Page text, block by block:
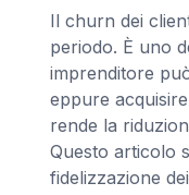
Il churn dei
periodo. È uno
imprenditore
eppure
rende la
Questo articolo
fidelizzazione